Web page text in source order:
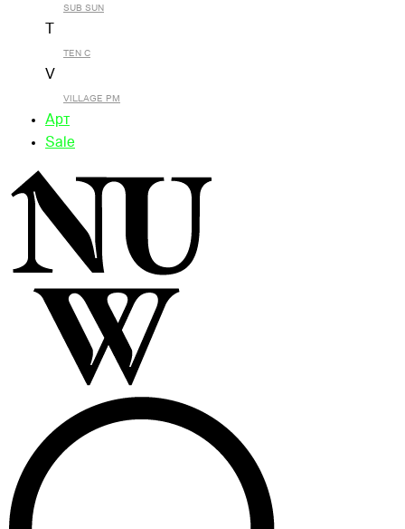
SUB SUN
TEN C
V
VILLAGE PM
Арт
Sale